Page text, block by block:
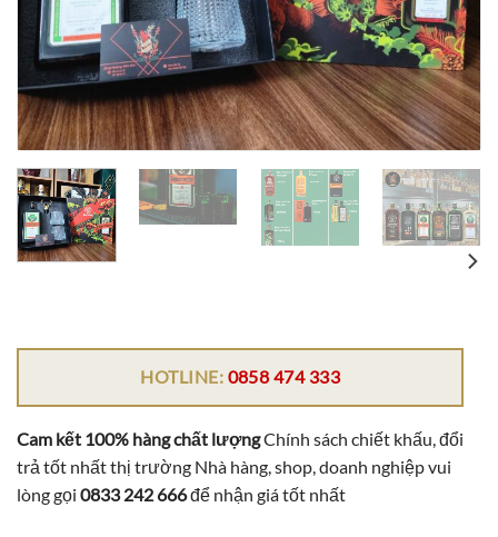
HOTLINE: 0858 474 333
Cam kết 100% hàng chất lượngChính sách chiết khấu, đổi
trả tốt nhất thị trường Nhà hàng, shop, doanh nghiệp vui
lòng gọi 0833 242 666để nhận giá tốt nhất